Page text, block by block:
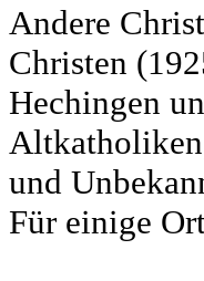
Andere
Christen
Hechingen
und
Für einige